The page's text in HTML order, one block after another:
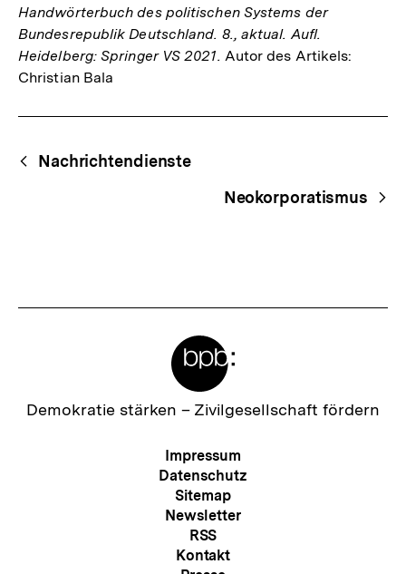
Handwörterbuch des politischen Systems der
Bundesrepublik Deutschland. 8., aktual. Aufl.
Heidelberg: Springer VS 2021. Autor des Artikels:
Christian Bala
Begriffsnavigation
Content-
Navigation
Nachrichtendienste
Neokorporatismus
Zur
Demokratie stärken – Zivilgesellschaft fördern
Meta-
Navigation
Impressum
Datenschutz
Sitemap
Newsletter
RSS
Kontakt